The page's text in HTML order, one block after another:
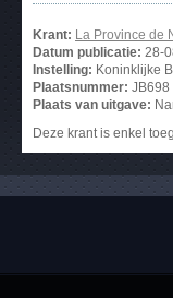
Krant: La Province de
Datum publicatie: 28-
Instelling: Koninklijke
Plaatsnummer: JB698
Plaats van uitgave:
Deze krant is enkel